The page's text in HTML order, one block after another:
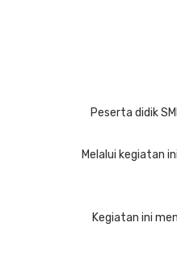
Peserta didik
Melalui kegiatan
Kegiatan ini